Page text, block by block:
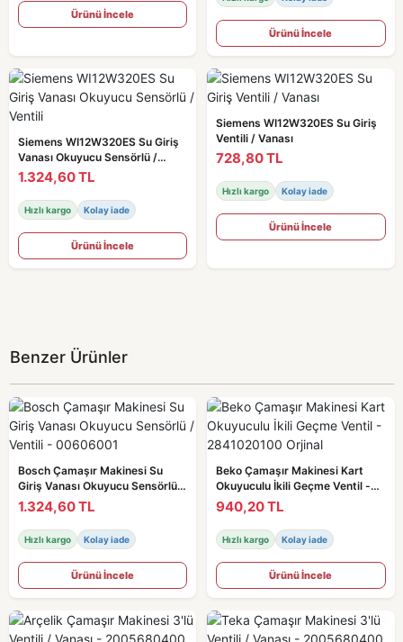
Ürünü İncele
Ürünü İncele
Siemens WI12W320ES Su Giriş
Vanası Okuyucu Sensörlü /
Ventili
1.324,60 TL
Hızlı kargo Kolay iade
Ürünü İncele
Siemens WI12W320ES Su Giriş
Ventili / Vanası
728,80 TL
Hızlı kargo Kolay iade
Ürünü İncele
Benzer Ürünler
Bosch Çamaşır Makinesi Su
Giriş Vanası Okuyucu Sensörlü /
Ventili - 00606001
1.324,60 TL
Hızlı kargo Kolay iade
Ürünü İncele
Beko Çamaşır Makinesi Kart
Okuyuculu İkili Geçme Ventil -
2841020100 Orjinal
940,20 TL
Hızlı kargo Kolay iade
Ürünü İncele